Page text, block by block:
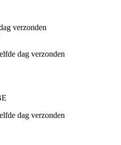
verzonden
dag verzonden
dag verzonden